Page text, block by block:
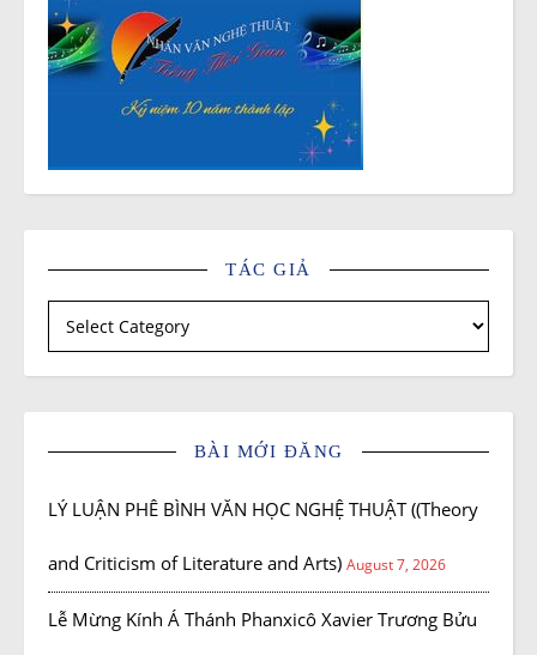
TÁC GIẢ
Tác giả
BÀI MỚI ĐĂNG
LÝ LUẬN PHÊ BÌNH VĂN HỌC NGHỆ THUẬT ((Theory
and Criticism of Literature and Arts) August 7, 2026
Lễ Mừng Kính Á Thánh Phanxicô Xavier Trương Bửu